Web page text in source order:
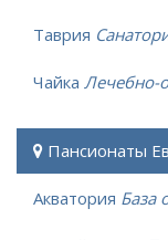
Таврия
Чайка Лечебно-
Пансионаты
Акватория База